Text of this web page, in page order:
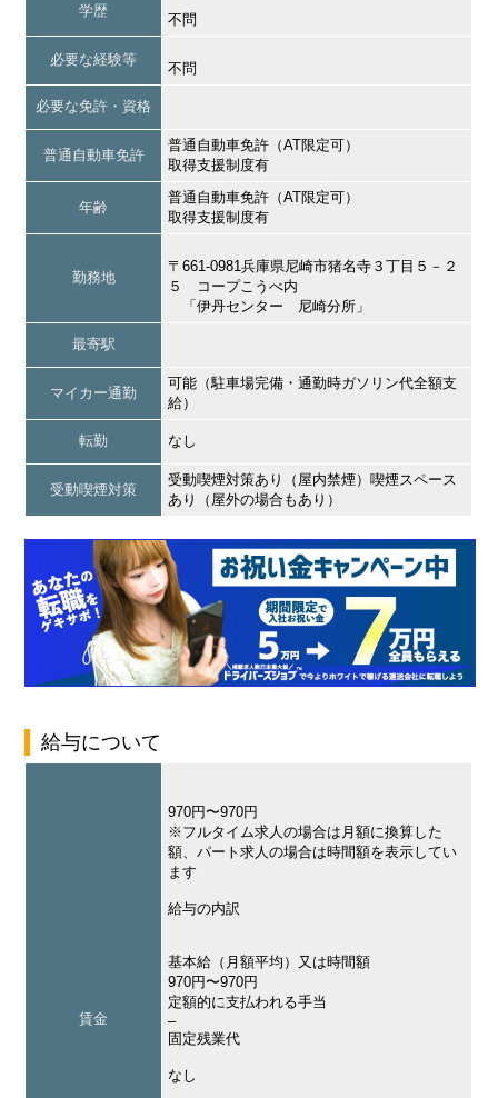
学歴
不問
必要な経験等
不問
必要な免許・資格
普通自動車免許
普通自動車免許（AT限定可）
取得支援制度有
年齢
普通自動車免許（AT限定可）
取得支援制度有
勤務地
〒661-0981兵庫県尼崎市猪名寺３丁目５－２
５ コープこうべ内
「伊丹センター 尼崎分所」
最寄駅
マイカー通勤
可能（駐車場完備・通勤時ガソリン代全額支
給）
転勤 なし
受動喫煙対策
受動喫煙対策あり（屋内禁煙）喫煙スペース
あり（屋外の場合もあり）
給与について
賃金
970円〜970円
※フルタイム求人の場合は月額に換算した
額、パート求人の場合は時間額を表示してい
ます
給与の内訳
基本給（月額平均）又は時間額
970円〜970円
定額的に支払われる手当
–
固定残業代
なし